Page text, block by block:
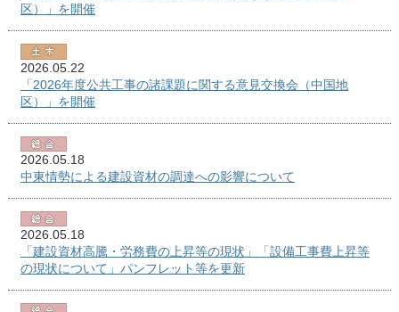
区）」を開催
2026.05.22
「2026年度公共工事の諸課題に関する意見交換会（中国地
区）」を開催
2026.05.18
中東情勢による建設資材の調達への影響について
2026.05.18
「建設資材高騰・労務費の上昇等の現状」「設備工事費上昇等
の現状について」パンフレット等を更新